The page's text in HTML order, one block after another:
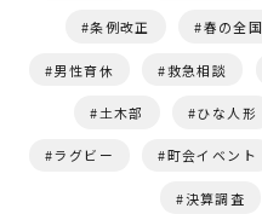
条例改正 春の全
男性育休 救急相談
土木部 ひな人形
ラグビー 町会イベント
決算調査